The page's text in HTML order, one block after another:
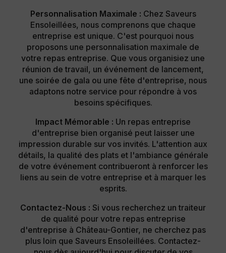
Personnalisation Maximale : Chez Saveurs
Ensoleillées, nous comprenons que chaque
entreprise est unique. C'est pourquoi nous
proposons une personnalisation maximale de
votre repas entreprise. Que vous organisiez une
réunion de travail, un événement de lancement,
une soirée de gala ou une fête d'entreprise, nous
adaptons notre service pour répondre à vos
besoins spécifiques.
Impact Mémorable : Un repas entreprise
d'entreprise bien organisé peut laisser une
impression durable sur vos invités. L'attention aux
détails, la qualité des plats et l'ambiance générale
de votre événement contribueront à renforcer les
liens au sein de votre entreprise et à marquer les
esprits.
Contactez-Nous : Si vous recherchez un traiteur
de qualité pour votre repas entreprise
d'entreprise à Château-Gontier, ne cherchez pas
plus loin que Saveurs Ensoleillées. Contactez-